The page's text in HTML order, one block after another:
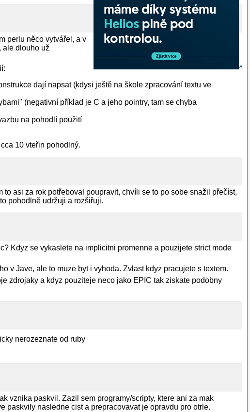
perlu něco vytvářel, a v
ale dlouho už
dají napsat (kdysi ještě na škole zpracování textu ve
(negativní příklad je C a jeho pointry, tam se chyba
na pohodlí použití
10 vteřin pohodlný.
asi za rok potřeboval poupravit, chvíli se to po sobe snažil přečíst,
pohodlně udržuji a rozšiřuji.
Kdyz se vykaslete na implicitni promenne a pouzijete strict mode
v Jave, ale to muze byt i vyhoda. Zvlast kdyz pracujete s textem.
zdrojaky a kdyz pouziteje neco jako EPIC tak ziskate podobny
nerozeznate od ruby
vznika paskvil. Zazil sem programy/scripty, ktere ani za mak
paskvily nasledne cist a prepracovavat je opravdu pro otrle.